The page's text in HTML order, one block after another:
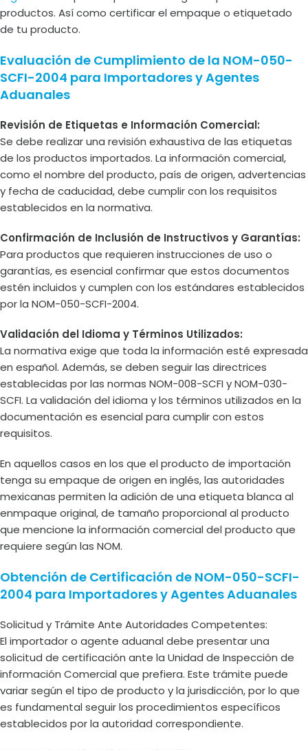
productos. Así como certificar el empaque o etiquetado
de tu producto.
Evaluación de Cumplimiento de la NOM-050-
SCFI-2004 para Importadores y Agentes
Aduanales
Revisión de Etiquetas e Información Comercial:
Se debe realizar una revisión exhaustiva de las etiquetas
de los productos importados. La información comercial,
como el nombre del producto, país de origen, advertencias
y fecha de caducidad, debe cumplir con los requisitos
establecidos en la normativa.
Confirmación de Inclusión de Instructivos y Garantías:
Para productos que requieren instrucciones de uso o
garantías, es esencial confirmar que estos documentos
estén incluidos y cumplen con los estándares establecidos
por la NOM-050-SCFI-2004.
Validación del Idioma y Términos Utilizados:
La normativa exige que toda la información esté expresada
en español. Además, se deben seguir las directrices
establecidas por las normas NOM-008-SCFI y NOM-030-
SCFI. La validación del idioma y los términos utilizados en la
documentación es esencial para cumplir con estos
requisitos.
En aquellos casos en los que el producto de importación
tenga su empaque de origen en inglés, las autoridades
mexicanas permiten la adición de una etiqueta blanca al
enmpaque original, de tamaño proporcional al producto
que mencione la información comercial del producto que
requiere según las NOM.
Obtención de Certificación de NOM-050-SCFI-
2004 para Importadores y Agentes Aduanales
Solicitud y Trámite Ante Autoridades Competentes:
El importador o agente aduanal debe presentar una
solicitud de certificación ante la Unidad de Inspección de
información Comercial que prefiera. Este trámite puede
variar según el tipo de producto y la jurisdicción, por lo que
es fundamental seguir los procedimientos específicos
establecidos por la autoridad correspondiente.